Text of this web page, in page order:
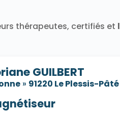
Vayres-sur-Essonne 91820
sur-Seine 91270 Villabé
thérapeutes, certifiés et
GUILBERT
» 91220 Le Plessis-Pâté